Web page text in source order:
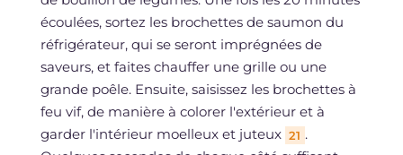
écoulées, sortez les brochettes de saumon du
réfrigérateur, qui se seront imprégnées de
saveurs, et faites chauffer une grille ou une
grande poêle. Ensuite, saisissez les brochettes à
feu vif, de manière à colorer l'extérieur et à
garder l'intérieur moelleux et juteux 21 .